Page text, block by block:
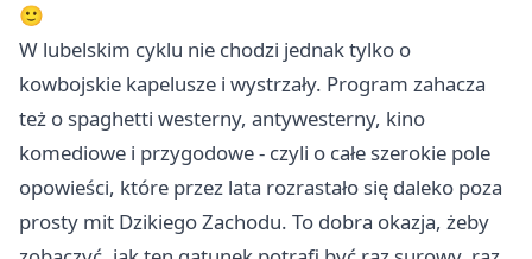
🙂
W lubelskim cyklu nie chodzi jednak tylko o
kowbojskie kapelusze i wystrzały. Program zahacza
też o spaghetti westerny, antywesterny, kino
komediowe i przygodowe - czyli o całe szerokie pole
opowieści, które przez lata rozrastało się daleko poza
prosty mit Dzikiego Zachodu. To dobra okazja, żeby